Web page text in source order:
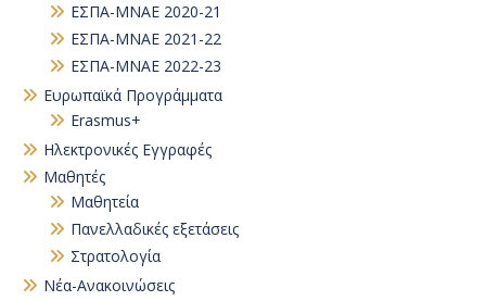
ΕΣΠΑ-ΜΝΑΕ 2020-21
ΕΣΠΑ-ΜΝΑΕ 2021-22
ΕΣΠΑ-ΜΝΑΕ 2022-23
Ευρωπαϊκά Προγράμματα
Erasmus+
Ηλεκτρονικές Εγγραφές
Μαθητές
Μαθητεία
Πανελλαδικές εξετάσεις
Στρατολογία
Νέα-Ανακοινώσεις